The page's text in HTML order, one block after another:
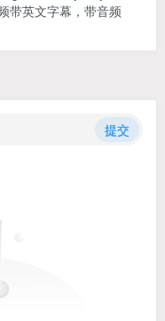
带英文字幕，带音频
提交